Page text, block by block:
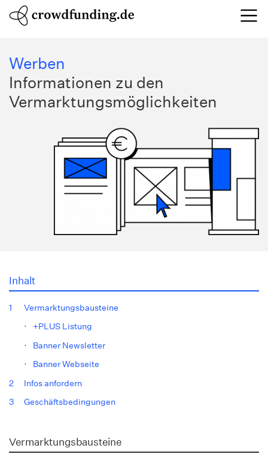
Werben
Informationen zu den
Vermarktungsmöglichkeiten
Vermarktungsbausteine
Inhalt
1
Vermarktungsbausteine
⋅
+PLUS Listung
⋅
Banner Newsletter
⋅
Banner Webseite
2
Infos anfordern
3
Geschäftsbedingungen